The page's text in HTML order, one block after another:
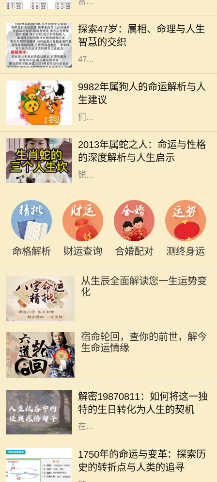
探索47岁：属相、命理与人生
智慧的交织
在中国传统文化中，生肖和命理学是
深受人们关注的主题。它们不仅关系
到个人的性格与命运，还与人生的走
向息息相关。今天，我们将深入探讨
47...
9982年属狗人的命运解析与人
生建议
在中国传统文化中，生肖被认为与个
人的命运有着密切的关系。1982年属
狗的人，正如生肖所示，忠诚、聪慧
且责任心强。他们的性格特征使得他
们...
2013年属蛇之人：命运与性格
的深度解析与人生启示
在中国传统文化中，生肖不仅仅是一
个出生年份的标识，更是与命运、性
格息息相关的一种符号。2013年是蛇
年，属蛇的人往往被认为是智慧与敏
锐...
命格解析 财运查询 合婚配对 测终身运
从生辰全面解读您一生运势变
化
宿命轮回，查你的前世，解今
生命运情缘
解密19870811：如何将这一独
特的生日转化为人生的契机
命理分析的重要依据。1987年8月11
日出生的人士，有着独特的命格，这
不仅影响着性格、人际关系，还有潜
在...
1750年的命运与变革：探索历
史的转折点与人类的追寻
1750年是一个重要的历史节点，它标
志着人类社会在工业化、科学和文化
等多个领域的变革。从农业社会向工
业社会的转变，折射出人类对生活及